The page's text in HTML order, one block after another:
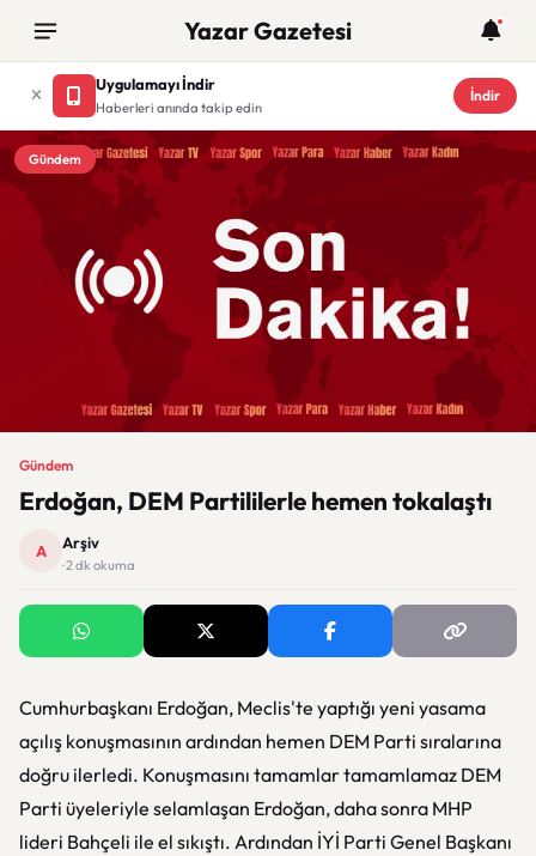
Yazar Gazetesi
Uygulamayı İndir
Haberleri anında takip edin
İndir
Gündem
Gündem
Erdoğan, DEM Partililerle hemen tokalaştı
A Arşiv
· 2 dk okuma
Cumhurbaşkanı Erdoğan, Meclis'te yaptığı yeni yasama
açılış konuşmasının ardından hemen DEM Parti sıralarına
doğru ilerledi. Konuşmasını tamamlar tamamlamaz DEM
Parti üyeleriyle selamlaşan Erdoğan, daha sonra MHP
lideri Bahçeli ile el sıkıştı. Ardından İYİ Parti Genel Başkanı